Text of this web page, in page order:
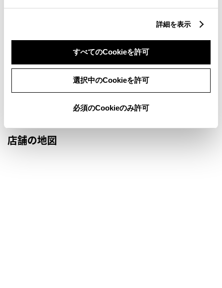
詳細を表示
すべてのCookieを許可
選択中のCookieを許可
必須のCookieのみ許可
WEB予約受付不可
店舗の地図